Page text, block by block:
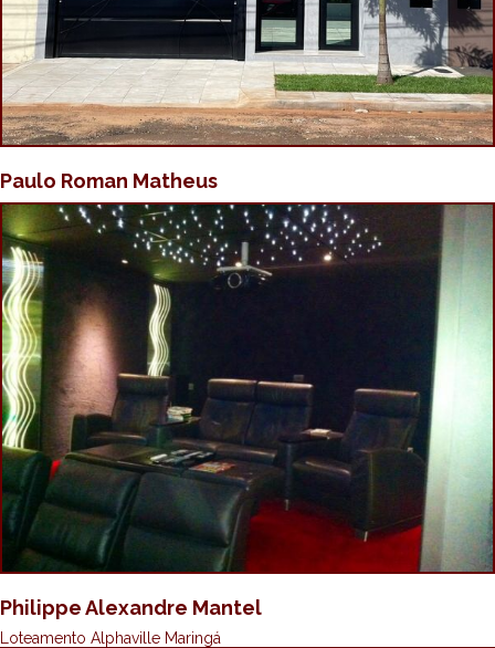
Paulo Roman Matheus
Philippe Alexandre Mantel
Loteamento Alphaville Maringá